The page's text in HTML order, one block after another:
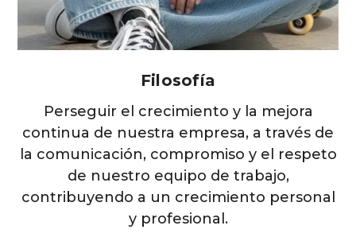
Filosofía
Perseguir el crecimiento y la mejora
continua de nuestra empresa, a través de
la comunicación, compromiso y el respeto
de nuestro equipo de trabajo,
contribuyendo a un crecimiento personal
y profesional.